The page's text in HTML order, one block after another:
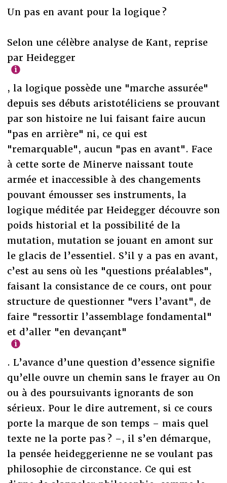
Un pas en avant pour la logique ?
Selon une célèbre analyse de Kant, reprise
par Heidegger
, la logique possède une "marche assurée"
depuis ses débuts aristotéliciens se prouvant
par son histoire ne lui faisant faire aucun
"pas en arrière" ni, ce qui est
"remarquable", aucun "pas en avant". Face
à cette sorte de Minerve naissant toute
armée et inaccessible à des changements
pouvant émousser ses instruments, la
logique méditée par Heidegger découvre son
poids historial et la possibilité de la
mutation, mutation se jouant en amont sur
le glacis de l’essentiel. S’il y a pas en avant,
c’est au sens où les "questions préalables",
faisant la consistance de ce cours, ont pour
structure de questionner "vers l’avant", de
faire "ressortir l’assemblage fondamental"
et d’aller "en devançant"
. L’avance d’une question d’essence signifie
qu’elle ouvre un chemin sans le frayer au On
ou à des poursuivants ignorants de son
sérieux. Pour le dire autrement, si ce cours
porte la marque de son temps – mais quel
texte ne la porte pas ? –, il s’en démarque,
la pensée heideggerienne ne se voulant pas
philosophie de circonstance. Ce qui est